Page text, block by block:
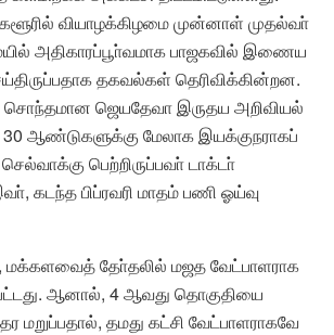
வியாழக்கிழமை முன்னாள் முதல்வா்
அதிகாரப்பூா்வமாக பாஜகவில் இணைய
தகவல்கள் தெரிவிக்கின்றன.
சொந்தமான ஜெயதேவா இருதய அறிவியல்
ஆண்டுகளுக்கு மேலாக இயக்குநராகப்
பெற்றிருப்பவா் டாக்டா்
கடந்த பிப்ரவரி மாதம் பணி ஓய்வு
தோ்தலில் மஜத வேட்பாளராக
ஆனால், 4 ஆவது தொகுதியை
மறுப்பதால், தமது கட்சி வேட்பாளராகவே